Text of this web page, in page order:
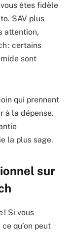
êtes fidèle
SAV plus
attention,
: certains
sont
qui prennent
à la dépense.
la plus sage.
sur
! Si vous
qu’on peut